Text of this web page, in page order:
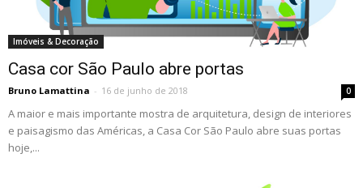
Imóveis & Decoração
Casa cor São Paulo abre portas
Bruno Lamattina - 16 de junho de 2018 0
A maior e mais importante mostra de arquitetura, design de interiores
e paisagismo das Américas, a Casa Cor São Paulo abre suas portas
hoje,...